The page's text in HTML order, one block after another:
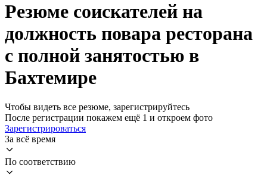
Резюме соискателей на
должность повара ресторана
с полной занятостью в
Бахтемире
Чтобы видеть все резюме, зарегистрируйтесь
После регистрации покажем ещё 1 и откроем фото
Зарегистрироваться
За всё время
По соответствию